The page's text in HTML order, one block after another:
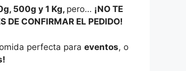
500g y 1 Kg, pero… ¡NO TE
DE CONFIRMAR EL PEDIDO!
perfecta paraeventos, o